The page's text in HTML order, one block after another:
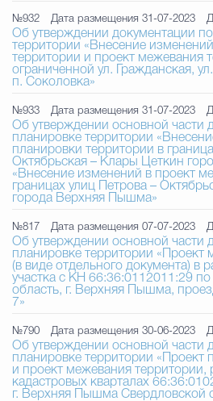
№932 Дата размещения 31-07-2023
Об утверждении документации
территории «Внесение
территории и проект межевания
ограниченной ул. Гражданская,
п. Соколовка»
№933 Дата размещения 31-07-2023
Об утверждении основной части
планировке территории
планировки территории в
Октябрьская – Клары Цеткин города Верхняя Пышма»,
«Внесение изменений в проект
границах улиц Петрова – Октябрьская –
города Верхняя Пышма»
№817 Дата размещения 07-07-2023
Об утверждении основной части
планировке территории «Проект
(в виде отдельного документа) в
участка с КН 66:36:0112011:29 по
область, г. Верхняя Пышма,
7»
№790 Дата размещения 30-06-2023
Об утверждении основной части
планировке территории «Проект
и проект межевания
кадастровых кварталах
г. Верхняя Пышма Свердловской